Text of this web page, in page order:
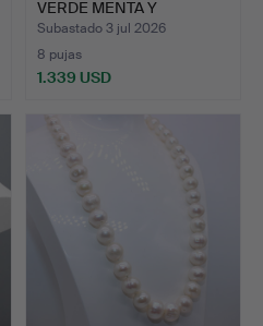
VERDE MENTA Y
DIAMANTES.
Subastado 3 jul 2026
8 pujas
1.339 USD